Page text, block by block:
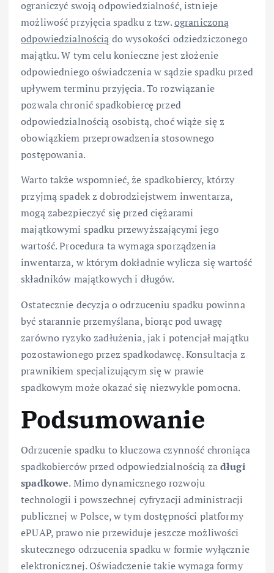
ograniczyć swoją odpowiedzialność, istnieje
możliwość przyjęcia spadku z tzw.ograniczoną
odpowiedzialnością do wysokości odziedziczonego
majątku. W tym celu konieczne jest złożenie
odpowiedniego oświadczenia w sądzie spadku przed
upływem terminu przyjęcia. To rozwiązanie
pozwala chronić spadkobiercę przed
odpowiedzialnością osobistą, choć wiąże się z
obowiązkiem przeprowadzenia stosownego
postępowania.
Warto także wspomnieć, że spadkobiercy, którzy
przyjmą spadek z dobrodziejstwem inwentarza,
mogą zabezpieczyć się przed ciężarami
majątkowymi spadku przewyższającymi jego
wartość. Procedura ta wymaga sporządzenia
inwentarza, w którym dokładnie wylicza się wartość
składników majątkowych i długów.
Ostatecznie decyzja o odrzuceniu spadku powinna
być starannie przemyślana, biorąc pod uwagę
zarówno ryzyko zadłużenia, jak i potencjał majątku
pozostawionego przez spadkodawcę. Konsultacja z
prawnikiem specjalizującym się w prawie
spadkowym może okazać się niezwykle pomocna.
Podsumowanie
Odrzucenie spadku to kluczowa czynność chroniąca
spadkobierców przed odpowiedzialnością zadługi
spadkowe. Mimo dynamicznego rozwoju
technologii i powszechnej cyfryzacji administracji
publicznej w Polsce, w tym dostępności platformy
ePUAP, prawo nie przewiduje jeszcze możliwości
skutecznego odrzucenia spadku w formie wyłącznie
elektronicznej. Oświadczenie takie wymaga formy